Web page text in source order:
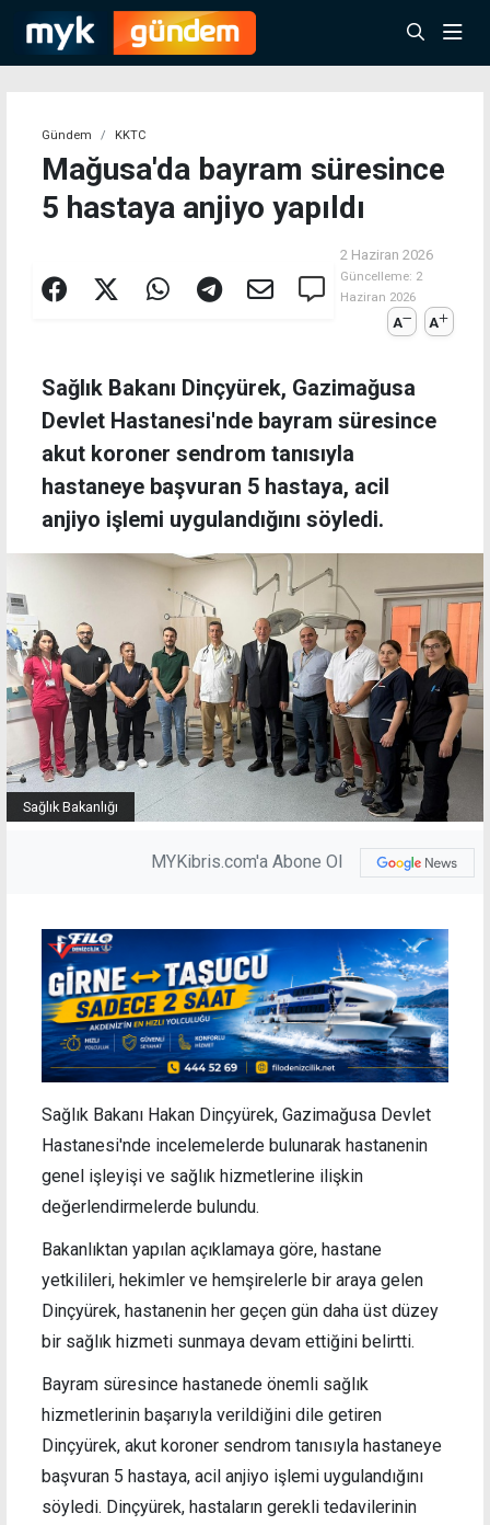
Gündem KKTC
Mağusa'da bayram süresince
5 hastaya anjiyo yapıldı
2 Haziran 2026
Güncelleme: 2
Haziran 2026
A A
Sağlık Bakanı Dinçyürek, Gazimağusa
Devlet Hastanesi'nde bayram süresince
akut koroner sendrom tanısıyla
hastaneye başvuran 5 hastaya, acil
anjiyo işlemi uygulandığını söyledi.
Sağlık Bakanlığı
MYKibris.com'a Abone Ol
Sağlık Bakanı Hakan Dinçyürek, Gazimağusa Devlet
Hastanesi'nde incelemelerde bulunarak hastanenin
genel işleyişi ve sağlık hizmetlerine ilişkin
değerlendirmelerde bulundu.
Bakanlıktan yapılan açıklamaya göre, hastane
yetkilileri, hekimler ve hemşirelerle bir araya gelen
Dinçyürek, hastanenin her geçen gün daha üst düzey
bir sağlık hizmeti sunmaya devam ettiğini belirtti.
Bayram süresince hastanede önemli sağlık
hizmetlerinin başarıyla verildiğini dile getiren
Dinçyürek, akut koroner sendrom tanısıyla hastaneye
başvuran 5 hastaya, acil anjiyo işlemi uygulandığını
söyledi. Dinçyürek, hastaların gerekli tedavilerinin